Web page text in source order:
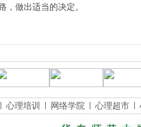
，做出适当的决定。
心理培训 网络学院 心理超市